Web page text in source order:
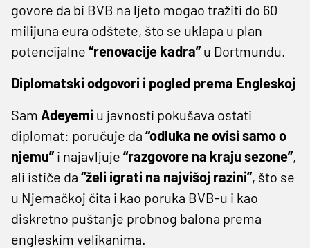
govore da bi BVB na ljeto mogao tražiti do 60
milijuna eura odštete, što se uklapa u plan
potencijalne “renovacije kadra” u Dortmundu.
Diplomatski odgovori i pogled prema Engleskoj
Sam Adeyemi u javnosti pokušava ostati
diplomat: poručuje da “odluka ne ovisi samo o
njemu” i najavljuje “razgovore na kraju sezone”,
ali ističe da “želi igrati na najvišoj razini”, što se
u Njemačkoj čita i kao poruka BVB-u i kao
diskretno puštanje probnog balona prema
engleskim velikanima.